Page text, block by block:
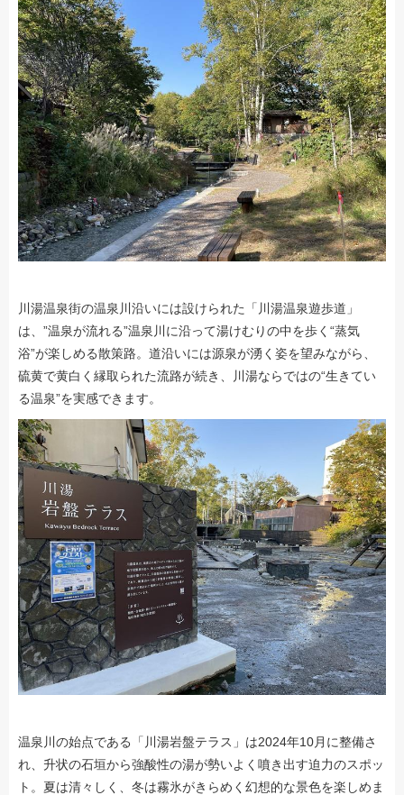
川湯温泉街の温泉川沿いには設けられた「川湯温泉遊歩道」
は、”温泉が流れる”温泉川に沿って湯けむりの中を歩く“蒸気
浴”が楽しめる散策路。道沿いには源泉が湧く姿を望みながら、
硫黄で黄白く縁取られた流路が続き、川湯ならではの“生きてい
る温泉”を実感できます。
温泉川の始点である「川湯岩盤テラス」は2024年10月に整備さ
れ、升状の石垣から強酸性の湯が勢いよく噴き出す迫力のスポッ
ト。夏は清々しく、冬は霧氷がきらめく幻想的な景色を楽しめま